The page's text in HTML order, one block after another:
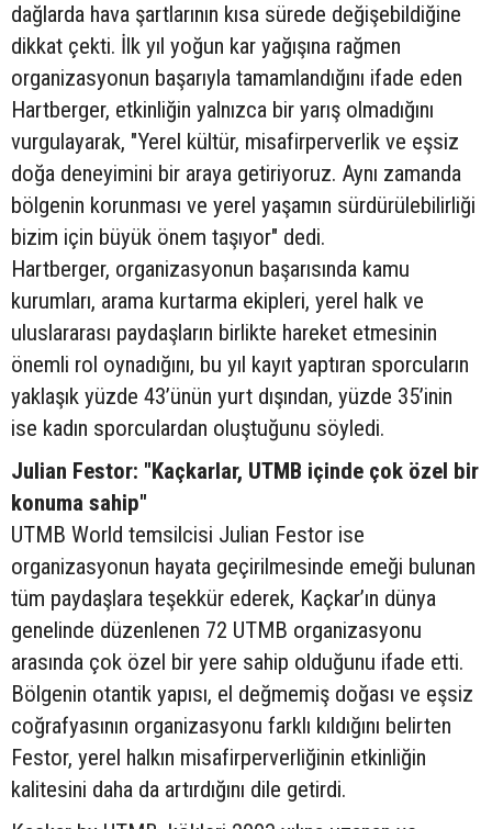
dağlarda hava şartlarının kısa sürede değişebildiğine
dikkat çekti. İlk yıl yoğun kar yağışına rağmen
organizasyonun başarıyla tamamlandığını ifade eden
Hartberger, etkinliğin yalnızca bir yarış olmadığını
vurgulayarak, "Yerel kültür, misafirperverlik ve eşsiz
doğa deneyimini bir araya getiriyoruz. Aynı zamanda
bölgenin korunması ve yerel yaşamın sürdürülebilirliği
bizim için büyük önem taşıyor" dedi.
Hartberger, organizasyonun başarısında kamu
kurumları, arama kurtarma ekipleri, yerel halk ve
uluslararası paydaşların birlikte hareket etmesinin
önemli rol oynadığını, bu yıl kayıt yaptıran sporcuların
yaklaşık yüzde 43’ünün yurt dışından, yüzde 35’inin
ise kadın sporculardan oluştuğunu söyledi.
Julian Festor: "Kaçkarlar, UTMB içinde çok özel bir
konuma sahip"
UTMB World temsilcisi Julian Festor ise
organizasyonun hayata geçirilmesinde emeği bulunan
tüm paydaşlara teşekkür ederek, Kaçkar’ın dünya
genelinde düzenlenen 72 UTMB organizasyonu
arasında çok özel bir yere sahip olduğunu ifade etti.
Bölgenin otantik yapısı, el değmemiş doğası ve eşsiz
coğrafyasının organizasyonu farklı kıldığını belirten
Festor, yerel halkın misafirperverliğinin etkinliğin
kalitesini daha da artırdığını dile getirdi.